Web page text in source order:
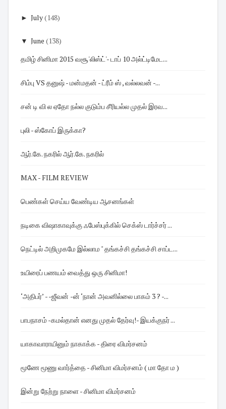
► July(148)
▼ June (138)
தமிழ் சினிமா 2015 வசூ'லிஸ்ட்'- டாப் 10 அல்ட்டிமேட...
சிம்பு VS தனுஷ் - மன்மதன் - ட்ரீம் ஸ் , வல்லவன் -...
சன் டி வி ல ஏதோ நல்ல குடும்ப சீரியல்ல முதல் இரவ...
புலி - ஸ்கோப் இருக்கா?
ஆர்.கே. நகரில் ஆர்.கே. நகரில்
MAX - FILM REVIEW
பெண்கள் செய்ய வேண்டிய ஆசனங்கள்
நடிகை விஷாகாவுக்கு ஃபேஸ்புக்கில் செக்ஸ் டார்ச்சர் ...
நெட்டில் அறிமுகமே இல்லாம " தங்கச்சி தங்கச்சி சாப்ட...
உயிரைப் பணயம் வைத்து ஒரு சினிமா!
‘அதிபர்’ - -ஜீவன் -ன் ‘நான் அவனில்லை பாகம் 3 ? -...
பாபநாசம் -கமல்தான் எனது முதல் தேர்வு! - இயக்குநர் ...
யாகாவாராயினும் நாகாக்க - திரை விமர்சனம்
மூணே மூணு வார்த்தை - சினிமா விமர்சனம் ( மா தோ ம )
இன்று நேற்று நாளை - சினிமா விமர்சனம்